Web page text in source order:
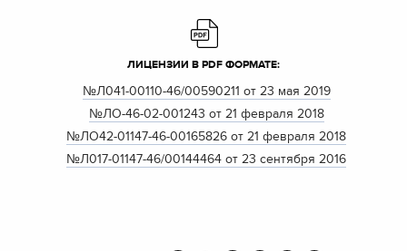
ЛИЦЕНЗИИ В PDF ФОРМАТЕ:
№Л041-00110-46/00590211 от 23 мая 2019
№ЛО-46-02-001243 от 21 февраля 2018
№ЛО42-01147-46-00165826 от 21 февраля 2018
№Л017-01147-46/00144464 от 23 сентября 2016